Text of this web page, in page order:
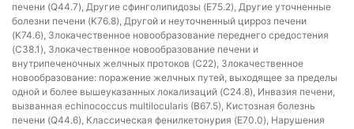
печени (Q44.7), Другие сфинголипидозы (E75.2), Другие уточненные
болезни печени (K76.8), Другой и неуточненный цирроз печени
(K74.6), Злокачественное новообразование переднего средостения
(C38.1), Злокачественное новообразование печени и
внутрипеченочных желчных протоков (C22), Злокачественное
новообразование: поражение желчных путей, выходящее за пределы
одной и более вышеуказанных локализаций (C24.8), Инвазия печени,
вызванная echinococcus multilocularis (B67.5), Кистозная болезнь
печени (Q44.6), Классическая фенилкетонурия (E70.0), Нарушения